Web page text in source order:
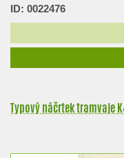
ID: 0022476
Typový náčrtek tramvaje